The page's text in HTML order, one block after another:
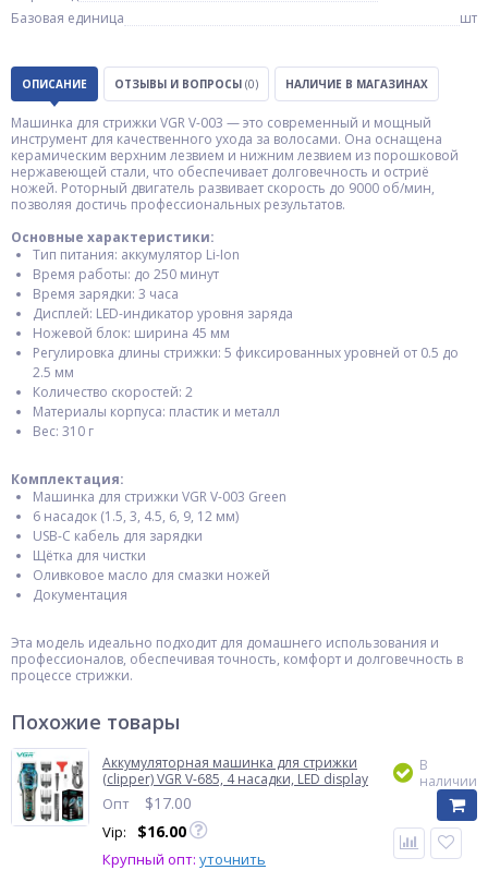
Базовая единица
шт
ОПИСАНИЕ ОТЗЫВЫ И ВОПРОСЫ (0) НАЛИЧИЕ В МАГАЗИНАХ
Машинка для стрижки VGR V-003 — это современный и мощный
инструмент для качественного ухода за волосами. Она оснащена
керамическим верхним лезвием и нижним лезвием из порошковой
нержавеющей стали, что обеспечивает долговечность и остриё
ножей. Роторный двигатель развивает скорость до 9000 об/мин,
позволяя достичь профессиональных результатов.​
Основные характеристики:
Тип питания: аккумулятор Li-Ion
Время работы: до 250 минут
Время зарядки: 3 часа
Дисплей: LED-индикатор уровня заряда
Ножевой блок: ширина 45 мм
Регулировка длины стрижки: 5 фиксированных уровней от 0.5 до
2.5 мм
Количество скоростей: 2
Материалы корпуса: пластик и металл
Вес: 310 г​
Комплектация:
Машинка для стрижки VGR V-003 Green
6 насадок (1.5, 3, 4.5, 6, 9, 12 мм)
USB-C кабель для зарядки
Щётка для чистки
Оливковое масло для смазки ножей
Документация​
Эта модель идеально подходит для домашнего использования и
профессионалов, обеспечивая точность, комфорт и долговечность в
процессе стрижки.
Похожие товары
Аккумуляторная машинка для стрижки
(clipper) VGR V-685, 4 насадки, LED display
Опт $17.00
Vip: $16.00
Крупный опт: уточнить
В
наличии